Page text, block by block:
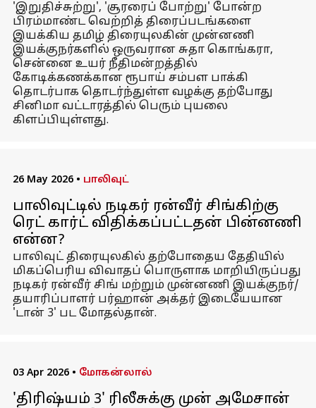
'இறுதிச்சுற்று', 'சூரரைப் போற்று' போன்ற
பிரம்மாண்ட வெற்றித் திரைப்படங்களை
இயக்கிய தமிழ் திரையுலகின் முன்னணி
இயக்குநர்களில் ஒருவரான சுதா கொங்கரா,
சென்னை உயர் நீதிமன்றத்தில்
கோடிக்கணக்கான ரூபாய் சம்பள பாக்கி
தொடர்பாக தொடர்ந்துள்ள வழக்கு தற்போது
சினிமா வட்டாரத்தில் பெரும் புயலை
கிளப்பியுள்ளது.
26 May 2026 • பாலிவுட்
பாலிவுட்டில் நடிகர் ரன்வீர் சிங்கிற்கு
ரெட் கார்ட் விதிக்கப்பட்டதன் பின்னணி
என்ன?
பாலிவுட் திரையுலகில் தற்போதைய தேதியில்
மிகப்பெரிய விவாதப் பொருளாக மாறியிருப்பது
நடிகர் ரன்வீர் சிங் மற்றும் முன்னணி இயக்குநர்/
தயாரிப்பாளர் பர்ஹான் அக்தர் இடையேயான
'டான் 3' பட மோதல்தான்.
03 Apr 2026 • மோகன்லால்
'திரிஷ்யம் 3' ரிலீசுக்கு முன் அமேசான்